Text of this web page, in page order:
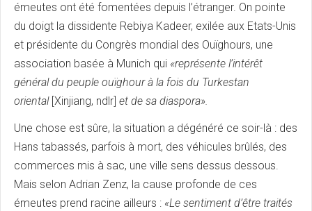
émeutes ont été fomentées depuis l’étranger. On pointe
du doigt la dissidente Rebiya Kadeer, exilée aux Etats-Unis
et présidente du Congrès mondial des Ouïghours, une
association basée à Munich qui «représente l’intérêt
général du peuple ouïghour à la fois du Turkestan
oriental [Xinjiang, ndlr] et de sa diaspora».
Une chose est sûre, la situation a dégénéré ce soir-là : des
Hans tabassés, parfois à mort, des véhicules brûlés, des
commerces mis à sac, une ville sens dessus dessous.
Mais selon Adrian Zenz, la cause profonde de ces
émeutes prend racine ailleurs : «Le sentiment d’être traités